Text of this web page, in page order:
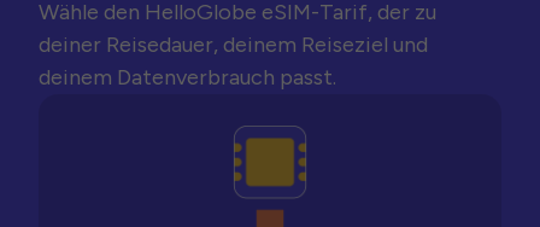
Wähle den HelloGlobe eSIM-Tarif, der zu
deiner Reisedauer, deinem Reiseziel und
deinem Datenverbrauch passt.